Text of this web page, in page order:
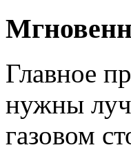
Главное
нужны
газовом